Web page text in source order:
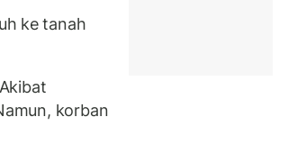
ke tanah
korban